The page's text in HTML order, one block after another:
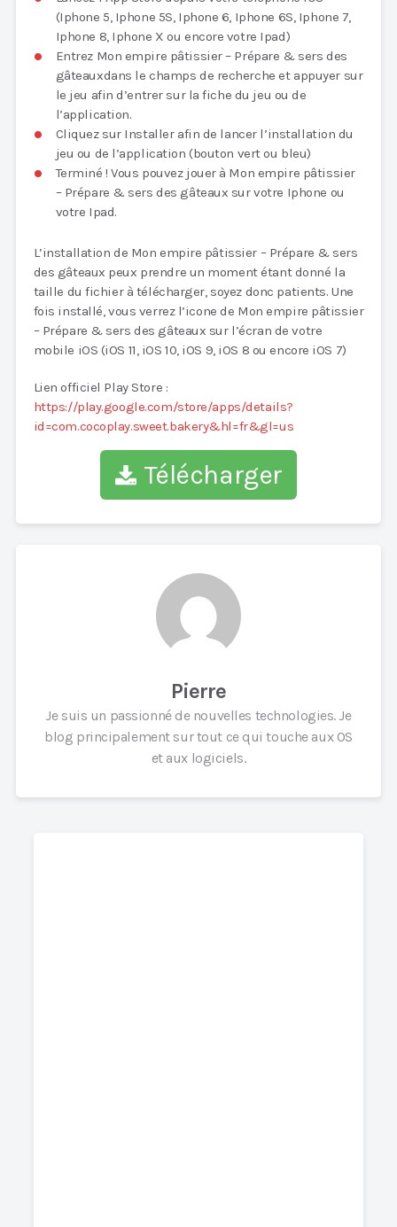
(Iphone 5, Iphone 5S, Iphone 6, Iphone 6S, Iphone 7,
Iphone 8, Iphone X ou encore votre Ipad)
Entrez Mon empire pâtissier – Prépare & sers des
gâteauxdans le champs de recherche et appuyer sur
le jeu afin d’entrer sur la fiche du jeu ou de
l’application.
Cliquez sur Installer afin de lancer l’installation du
jeu ou de l’application (bouton vert ou bleu)
Terminé ! Vous pouvez jouer à Mon empire pâtissier
– Prépare & sers des gâteaux sur votre Iphone ou
votre Ipad.
L’installation de Mon empire pâtissier – Prépare & sers
des gâteaux peux prendre un moment étant donné la
taille du fichier à télécharger, soyez donc patients. Une
fois installé, vous verrez l’icone de Mon empire pâtissier
– Prépare & sers des gâteaux sur l’écran de votre
mobile iOS (iOS 11, iOS 10, iOS 9, iOS 8 ou encore iOS 7)
Lien officiel Play Store :
https://play.google.com/store/apps/details?
id=com.cocoplay.sweet.bakery&hl=fr&gl=us
Télécharger
Pierre
Je suis un passionné de nouvelles technologies. Je
blog principalement sur tout ce qui touche aux OS
et aux logiciels.